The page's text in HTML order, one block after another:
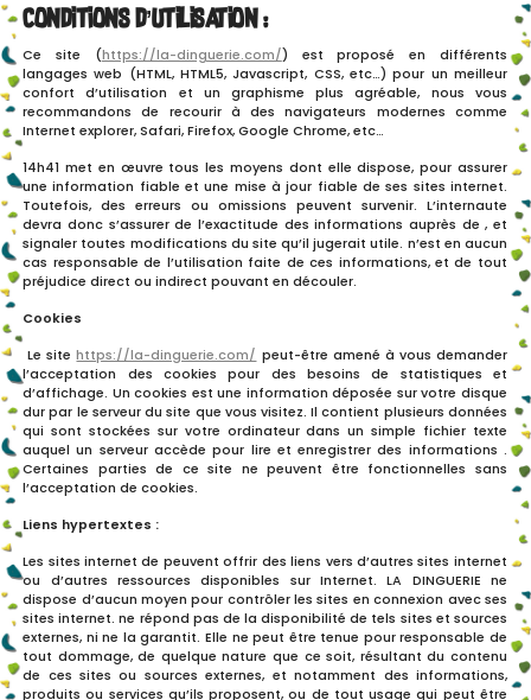
Conditions d’utilisation :
Ce site (https://la-dinguerie.com/) est proposé en différents
langages web (HTML, HTML5, Javascript, CSS, etc…) pour un meilleur
confort d’utilisation et un graphisme plus agréable, nous vous
recommandons de recourir à des navigateurs modernes comme
Internet explorer, Safari, Firefox, Google Chrome, etc…
14h41 met en œuvre tous les moyens dont elle dispose, pour assurer
une information fiable et une mise à jour fiable de ses sites internet.
Toutefois, des erreurs ou omissions peuvent survenir. L’internaute
devra donc s’assurer de l’exactitude des informations auprès de , et
signaler toutes modifications du site qu’il jugerait utile. n’est en aucun
cas responsable de l’utilisation faite de ces informations, et de tout
préjudice direct ou indirect pouvant en découler.
Cookies
Le sitehttps://la-dinguerie.com/ peut-être amené à vous demander
l’acceptation des cookies pour des besoins de statistiques et
d’affichage. Un cookies est une information déposée sur votre disque
dur par le serveur du site que vous visitez. Il contient plusieurs données
qui sont stockées sur votre ordinateur dans un simple fichier texte
auquel un serveur accède pour lire et enregistrer des informations .
Certaines parties de ce site ne peuvent être fonctionnelles sans
l’acceptation de cookies.
Liens hypertextes :
Les sites internet de peuvent offrir des liens vers d’autres sites internet
ou d’autres ressources disponibles sur Internet. LA DINGUERIE ne
dispose d’aucun moyen pour contrôler les sites en connexion avec ses
sites internet. ne répond pas de la disponibilité de tels sites et sources
externes, ni ne la garantit. Elle ne peut être tenue pour responsable de
tout dommage, de quelque nature que ce soit, résultant du contenu
de ces sites ou sources externes, et notamment des informations,
produits ou services qu’ils proposent, ou de tout usage qui peut être